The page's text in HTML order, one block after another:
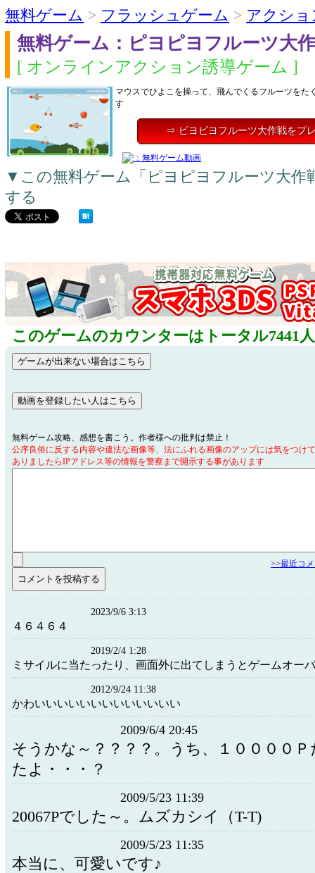
無料ゲーム > フラッシュゲーム > アクショ
無料ゲーム：ピヨピヨフルーツ大
[ オンラインアクション誘導ゲーム ]
マウスでひよこを操って、飛んでくるフルーツをた
す
⇒ ピヨピヨフルーツ大作戦をプ
▼この無料ゲーム「ピヨピヨフルーツ大作
する
このゲームのカウンターはトータル7441
無料ゲーム攻略、感想を書こう。作者様への批判は禁止！
公序良俗に反する内容や違法な画像等、法にふれる画像のアップには気をつけ
ありましたらIPアドレス等の情報を警察まで開示する事があります
>>最近コ
2023/9/6 3:13
４６４６４
2019/2/4 1:28
ミサイルに当たったり、画面外に出てしまうとゲームオー
2012/9/24 11:38
かわいいいいいいいいいいいいい
2009/6/4 20:45
そうかな～？？？？。うち、１００００Ｐ
たよ・・・？
2009/5/23 11:39
20067Pでした～。ムズカシイ（T-T)
2009/5/23 11:35
本当に、可愛いです♪